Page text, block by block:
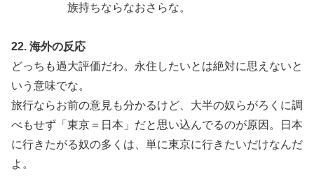
族持ちならなおさらな。
22. 海外の反応
どっちも過大評価だわ。永住したいとは絶対に思えないと
いう意味でな。
旅行ならお前の意見も分かるけど、大半の奴らがろくに調
べもせず「東京＝日本」だと思い込んでるのが原因。日本
に行きたがる奴の多くは、単に東京に行きたいだけなんだ
よ。